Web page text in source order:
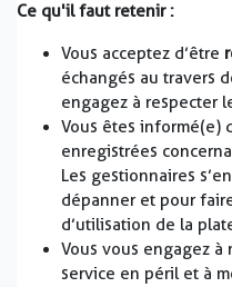
Ce qu'il faut retenir :
Vous acceptez d’être
échangés au travers
engagez à respecter
Vous êtes informé(e)
enregistrées
Les gestionnaires
dépanner et pour
d’utilisation de la
Vous vous engagez
service en péril et à